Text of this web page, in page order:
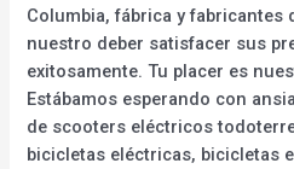
Columbia, fábrica y fabricantes
nuestro deber satisfacer sus
exitosamente. Tu placer es
Estábamos esperando con
de scooters eléctricos
bicicletas eléctricas, bicicletas